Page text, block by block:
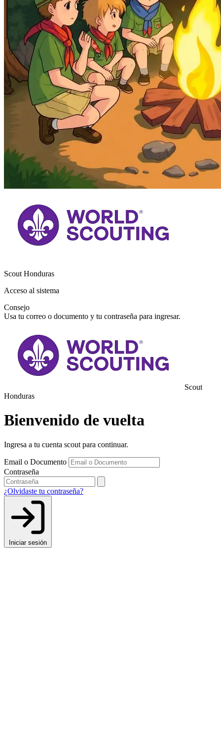
Scout Honduras
Acceso al sistema
Consejo
Usa tu correo o documento y tu contraseña para ingresar.
Scout
Honduras
Bienvenido de vuelta
Ingresa a tu cuenta scout para continuar.
Email o Documento
Contraseña
¿Olvidaste tu contraseña?
Iniciar sesión